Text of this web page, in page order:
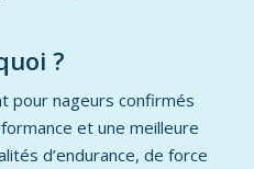
?
pour nageurs confirmés
et une meilleure
d’endurance, de force